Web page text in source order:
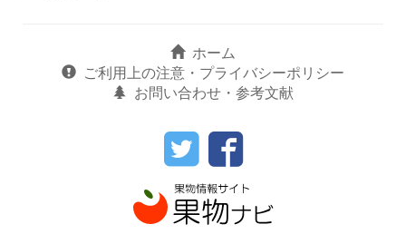
ホーム
ご利用上の注意・プライバシーポリシー
お問い合わせ・参考文献